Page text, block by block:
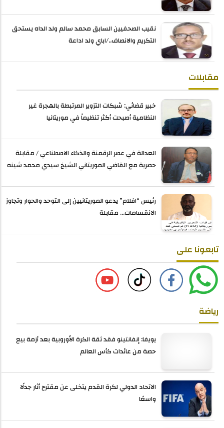
نقيب الصحفيين السابق محمد سالم ولد الداه يستحق
التكريم والانصاف../اباي ولد اداعة
مقابلات
خبير قضائي: شبكات التزوير المرتبطة بالهجرة غير
النظامية أصبحت أكثر تنظيماً في موريتانيا
العدالة في عصر الرقمنة والذكاء الاصطناعي / مقابلة
حصرية مع القاضي الموريتاني الشيخ سيدي محمد شينه
رئيس “افلام” يدعو الموريتانيين إلى التوحد والحوار وتجاوز
الانقسامات... مقابلة
تابعونا على
رياضة
يويفا: إنفانتينو فقد ثقة الكرة الأوروبية بعد أزمة بيع
حصة من عائدات كأس العالم
الاتحاد الدولي لكرة القدم يتخلى عن مقترح أثار جدلًا
واسعًا